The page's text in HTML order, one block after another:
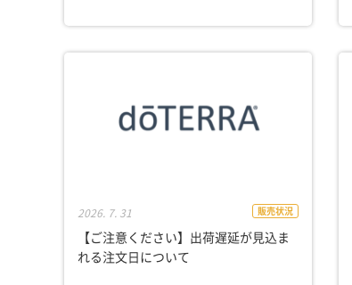
2026. 7. 31 販売状況
【ご注意ください】出荷遅延が見込ま
れる注文日について